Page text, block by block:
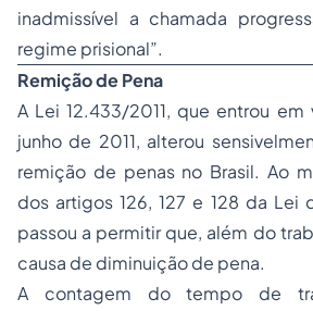
inadmissível a chamada
regime prisional”.
Remição de Pena
A Lei 12.433/2011, que entrou
junho de 2011, alterou
remição de penas no Brasil. Ao
dos artigos 126, 127 e 128 da Lei
passou a permitir que, além do
causa de diminuição de pena.
A contagem do tempo de